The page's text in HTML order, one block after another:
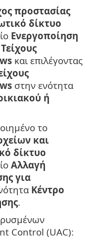
προστασίας
δίκτυο
Ενεργοποίηση
και επιλέγοντας
στην ενότητα
ή
το
και
δίκτυο
Αλλαγή
για
Κέντρο
.
Control (UAC):